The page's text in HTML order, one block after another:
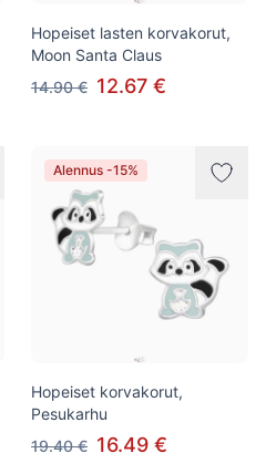
Hopeiset lasten korvakorut,
Moon Santa Claus
14.90 € 12.67 €
Alennus -15%
Hopeiset korvakorut,
Pesukarhu
19.40 € 16.49 €